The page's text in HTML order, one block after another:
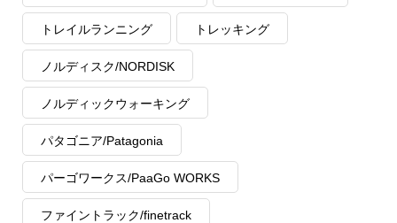
トレイルランニング トレッキング
ノルディスク/NORDISK
ノルディックウォーキング
パタゴニア/Patagonia
パーゴワークス/PaaGo WORKS
ファイントラック/finetrack